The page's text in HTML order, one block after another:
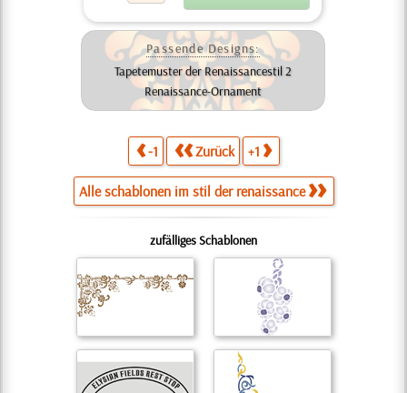
Passende Designs:
Tapetemuster der Renaissancestil 2
Renaissance-Ornament
-1 Zurück +1
Alle schablonen im stil der renaissance
zufälliges Schablonen